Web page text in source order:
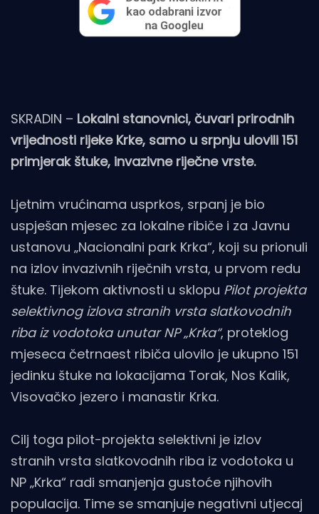
SKRADIN – Lokalni stanovnici, čuvari prirodnih
vrijednosti rijeke Krke, samo u srpnju ulovili 151
primjerak štuke, invazivne riječne vrste.
Ljetnim vrućinama usprkos, srpanj je bio
uspješan mjesec za lokalne ribiče i za Javnu
ustanovu „Nacionalni park Krka“, koji su prionuli
na izlov invazivnih riječnih vrsta, u prvom redu
štuke. Tijekom aktivnosti u sklopu Pilot projekta
selektivnog izlova stranih vrsta slatkovodnih
riba iz vodotoka unutar NP „Krka“, proteklog
mjeseca četrnaest ribiča ulovilo je ukupno 151
jedinku štuke na lokacijama Torak, Nos Kalik,
Visovačko jezero i manastir Krka.
Cilj toga pilot-projekta selektivni je izlov
stranih vrsta slatkovodnih riba iz vodotoka u
NP „Krka“ radi smanjenja gustoće njihovih
populacija. Time se smanjuje negativni utjecaj